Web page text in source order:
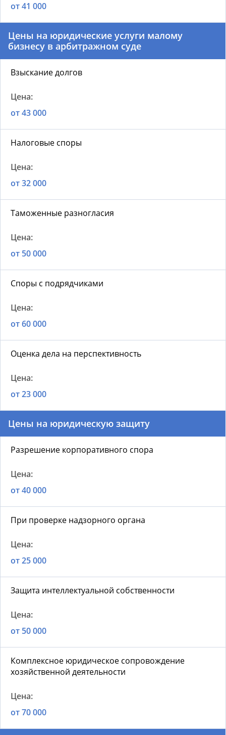
от 41 000
Цены на юридические услуги малому
бизнесу в арбитражном суде
Взыскание долгов
от 43 000
Налоговые споры
от 32 000
Таможенные разногласия
от 50 000
Споры с подрядчиками
от 60 000
Оценка дела на перспективность
от 23 000
Цены на юридическую защиту
Разрешение корпоративного спора
от 40 000
При проверке надзорного органа
от 25 000
Защита интеллектуальной собственности
от 50 000
Комплексное юридическое сопровождение
хозяйственной деятельности
от 70 000